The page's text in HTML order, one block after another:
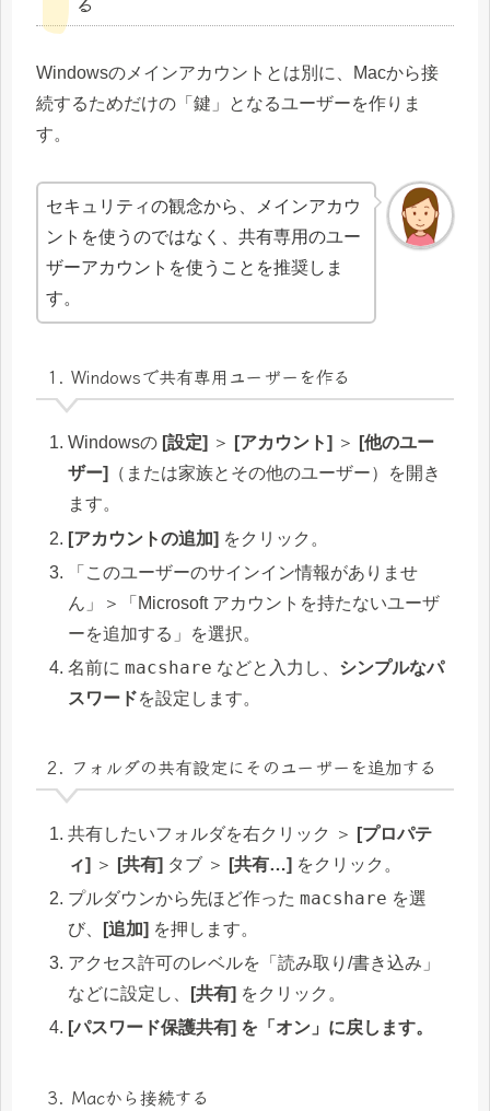
Windowsのメインアカウントとは別に、Macから接
続するためだけの「鍵」となるユーザーを作りま
す。
セキュリティの観念から、メインアカウ
ントを使うのではなく、共有専用のユー
ザーアカウントを使うことを推奨しま
す。
1. Windowsで共有専用ユーザーを作る
Windowsの [設定] ＞ [アカウント] ＞
[他のユー
ザー]
（または家族とその他のユーザー）を開き
ます。
[アカウントの追加] をクリック。
「このユーザーのサインイン情報がありませ
ん」＞「Microsoft アカウントを持たないユーザ
ーを追加する」を選択。
名前にmacshare などと入力し、 シンプルなパ
スワードを設定します。
2. フォルダの共有設定にそのユーザーを追加する
共有したいフォルダを右クリック ＞
[プロパテ
ィ] ＞ [共有] タブ ＞ [共有…] をクリック。
プルダウンから先ほど作ったmacshare を選
び、
[追加] を押します。
アクセス許可のレベルを「読み取り/書き込み」
などに設定し、
[共有] をクリック。
[パスワード保護共有] を「オン」に戻します。
3. Macから接続する